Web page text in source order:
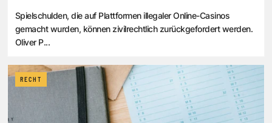
Spielschulden, die auf Plattformen illegaler Online-Casinos
gemacht wurden, können zivilrechtlich zurückgefordert werden.
Oliver P...
RECHT